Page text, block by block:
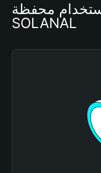
محفظة
SOLANAL